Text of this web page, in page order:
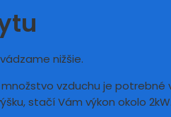
nižšie.
vzduchu je
stačí Vám výkon okolo 2kW.